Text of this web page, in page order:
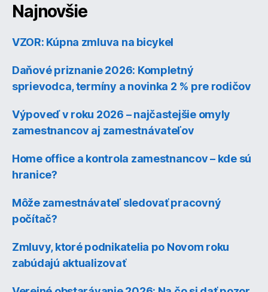
Najnovšie
VZOR: Kúpna zmluva na bicykel
Daňové priznanie 2026: Kompletný
sprievodca, termíny a novinka 2 % pre rodičov
Výpoveď v roku 2026 – najčastejšie omyly
zamestnancov aj zamestnávateľov
Home office a kontrola zamestnancov – kde sú
hranice?
Môže zamestnávateľ sledovať pracovný
počítač?
Zmluvy, ktoré podnikatelia po Novom roku
zabúdajú aktualizovať